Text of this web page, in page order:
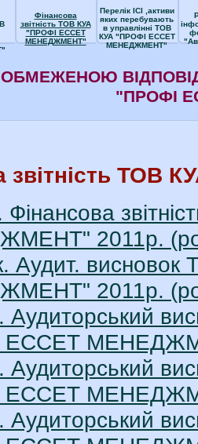
Фінансова
звітність ТОВ КУА
"ПРОФІ ЕССЕТ
МЕНЕДЖМЕНТ"
Перелік ІСІ ,активи
яких перебувають
в управлінні ТОВ
КУА "ПРОФІ ЕССЕТ
МЕНЕДЖМЕНТ"
"ПРОФІ
звітність
Фінансова
2011р.
Аудит.
2011р.
Аудиторський
ЕССЕТ
Аудиторський
ЕССЕТ
Аудиторський